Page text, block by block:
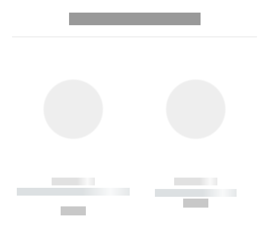
------------
----------- ----------- --------
------------
----------- -----------